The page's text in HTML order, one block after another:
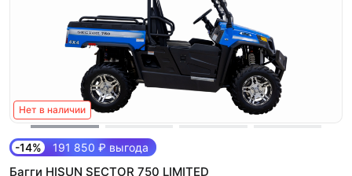
Нет в наличии
-14% 191 850 ₽ выгода
Багги HISUN SECTOR 750 LIMITED